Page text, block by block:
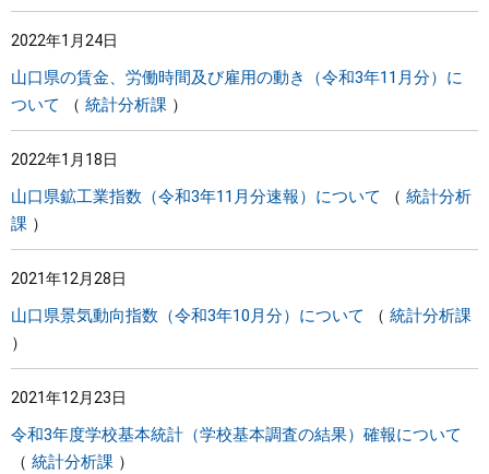
2022年1月24日
山口県の賃金、労働時間及び雇用の動き（令和3年11月分）に
ついて
統計分析課
2022年1月18日
山口県鉱工業指数（令和3年11月分速報）について
統計分析
課
2021年12月28日
山口県景気動向指数（令和3年10月分）について 統計分析課
2021年12月23日
令和3年度学校基本統計（学校基本調査の結果）確報について
統計分析課